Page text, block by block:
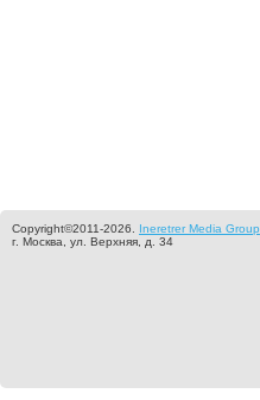
Copyright©2011-2026. Ineretrer Media Group
г. Москва, ул. Верхняя, д. 34